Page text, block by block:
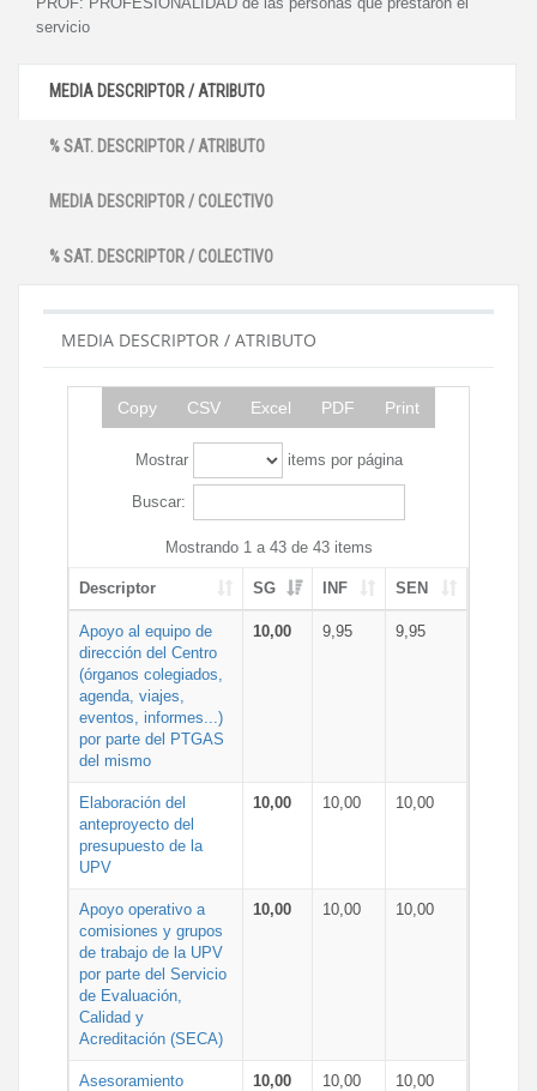
servicio
MEDIA DESCRIPTOR / ATRIBUTO
% SAT. DESCRIPTOR / ATRIBUTO
MEDIA DESCRIPTOR / COLECTIVO
% SAT. DESCRIPTOR / COLECTIVO
MEDIA DESCRIPTOR / ATRIBUTO
Copy CSV Excel PDF Print
Mostrar items por página
Buscar:
Mostrando 1 a 43 de 43 items
Descriptor SG INF SEN
Apoyo al equipo de
dirección del Centro
(órganos colegiados,
agenda, viajes,
eventos, informes...)
por parte del PTGAS
del mismo
10,00 9,95 9,95
Elaboración del
anteproyecto del
presupuesto de la
UPV
10,00 10,00 10,00
Apoyo operativo a
comisiones y grupos
de trabajo de la UPV
por parte del Servicio
de Evaluación,
Calidad y
Acreditación (SECA)
10,00 10,00 10,00
Asesoramiento
10,00 10,00 10,00